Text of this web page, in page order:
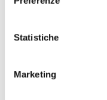
Statistiche
Marketing